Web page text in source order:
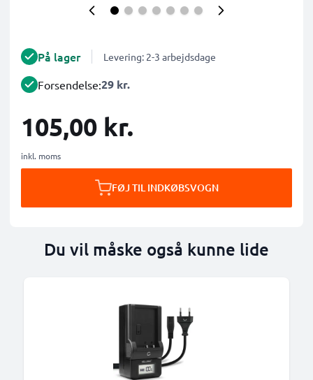
På lager Levering: 2-3 arbejdsdage
Forsendelse:29 kr.
105,00 kr.
inkl. moms
FØJ TIL INDKØBSVOGN
Du vil måske også kunne lide